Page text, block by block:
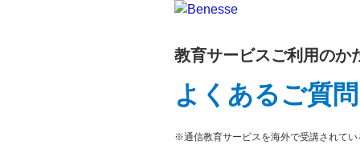
教育サービスご利用のか
よくあるご質問
※通信教育サービスを海外で受講されて